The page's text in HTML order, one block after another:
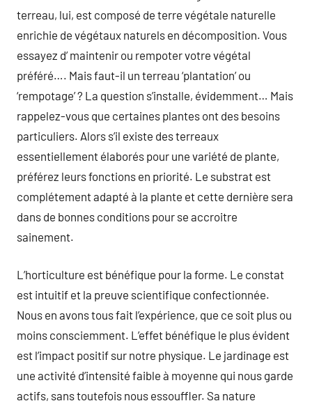
terreau, lui, est composé de terre végétale naturelle
enrichie de végétaux naturels en décomposition. Vous
essayez d’ maintenir ou rempoter votre végétal
préféré…. Mais faut-il un terreau ‘plantation’ ou
‘rempotage’ ? La question s’installe, évidemment… Mais
rappelez-vous que certaines plantes ont des besoins
particuliers. Alors s’il existe des terreaux
essentiellement élaborés pour une variété de plante,
préférez leurs fonctions en priorité. Le substrat est
complétement adapté à la plante et cette dernière sera
dans de bonnes conditions pour se accroitre
sainement.
L’horticulture est bénéfique pour la forme. Le constat
est intuitif et la preuve scientifique confectionnée.
Nous en avons tous fait l’expérience, que ce soit plus ou
moins consciemment. L’effet bénéfique le plus évident
est l’impact positif sur notre physique. Le jardinage est
une activité d’intensité faible à moyenne qui nous garde
actifs, sans toutefois nous essouffler. Sa nature